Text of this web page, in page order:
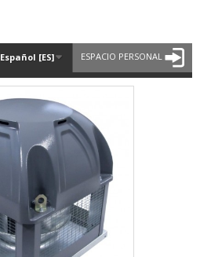
ESPACIO PERSONAL
Español [ES]